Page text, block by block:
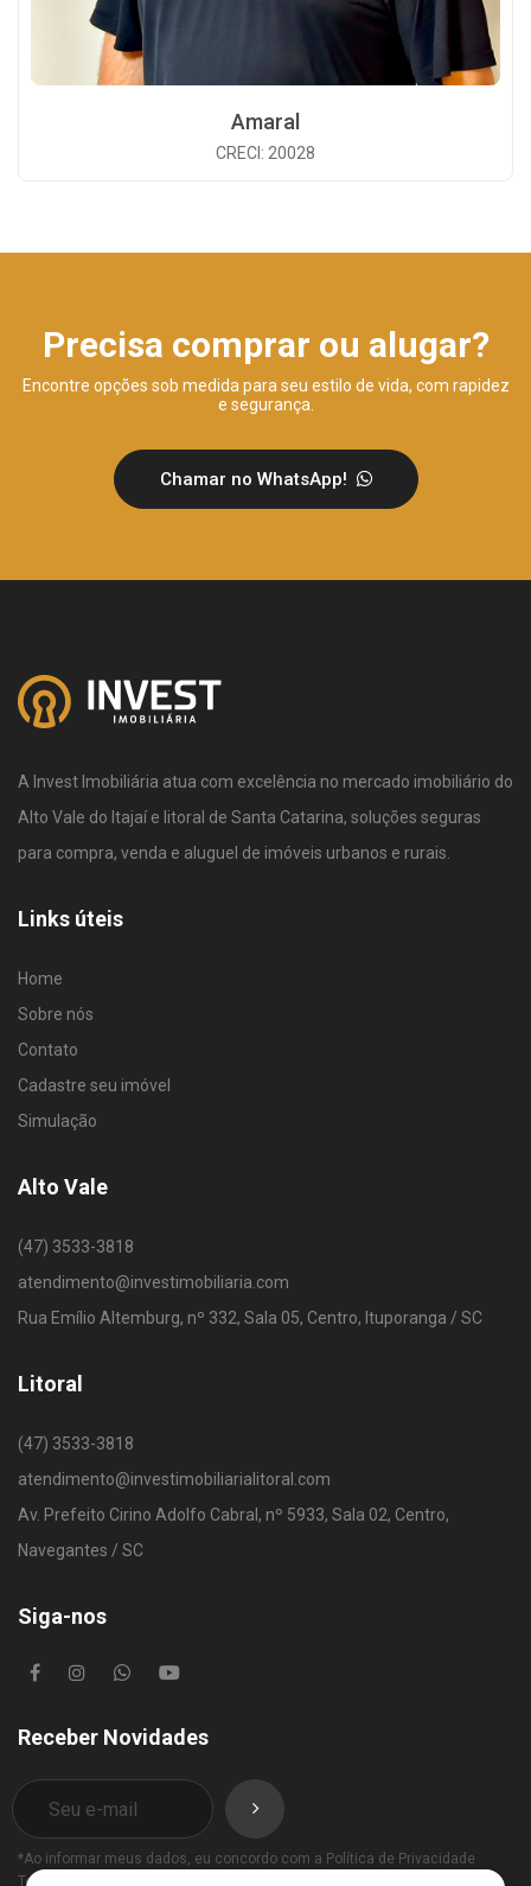
Amaral
CRECI: 20028
Precisa comprar ou alugar?
Encontre opções sob medida para seu estilo de vida, com rapidez
e segurança.
Chamar no WhatsApp!
A Invest Imobiliária atua com excelência no mercado imobiliário do
Alto Vale do Itajaí e litoral de Santa Catarina, soluções seguras
para compra, venda e aluguel de imóveis urbanos e rurais.
Links úteis
Home
Sobre nós
Contato
Cadastre seu imóvel
Simulação
Alto Vale
(47) 3533-3818
atendimento@investimobiliaria.com
Rua Emílio Altemburg, nº 332, Sala 05, Centro, Ituporanga / SC
Litoral
(47) 3533-3818
atendimento@investimobiliarialitoral.com
Av. Prefeito Cirino Adolfo Cabral, nº 5933, Sala 02, Centro,
Navegantes / SC
Siga-nos
Receber Novidades
*Ao informar meus dados, eu concordo com a Política de Privacidade
Termos de Uso